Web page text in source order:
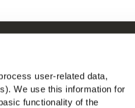
user-related data,
We use this information for
functionality of the
McCain en
Trouvez-nous